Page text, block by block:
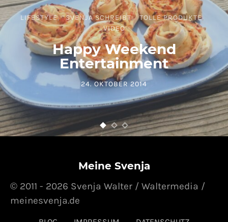
LIFESTYLE SVENJA SCHREIBT
TOLLE PRODUKTE
VIDEO
Happy Weekend
Entertainment
POSTED ON
24. OKTOBER 2014
Meine Svenja
© 2011 - 2026 Svenja Walter / Waltermedia /
meinesvenja.de